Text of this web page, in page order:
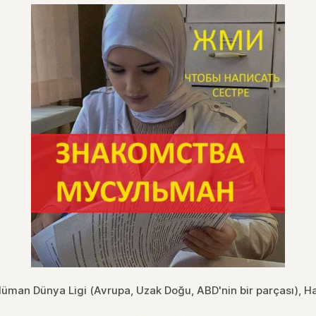
Dünya Ligi (Avrupa, Uzak Doğu, ABD'nin bir parçası),